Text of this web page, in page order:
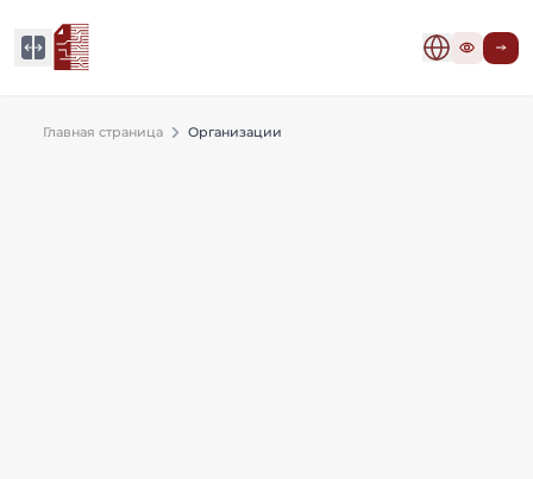
Главная страница Организации